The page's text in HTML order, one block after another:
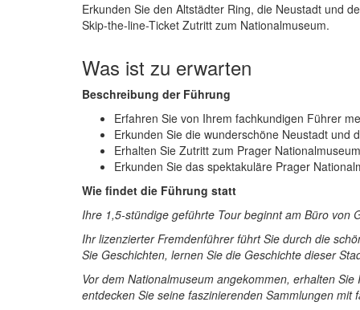
Erkunden Sie den Altstädter Ring, die Neustadt und
Skip-the-line-Ticket Zutritt zum Nationalmuseum.
Was ist zu erwarten
Beschreibung der Führung
Erfahren Sie von Ihrem fachkundigen Führer
Erkunden Sie die wunderschöne Neustadt und
Erhalten Sie Zutritt zum Prager
Erkunden Sie das spektakuläre Prager
Wie findet die Führung statt
Ihre 1,5-stündige geführte Tour beginnt am Büro von
Ihr lizenzierter Fremdenführer führt Sie durch die
Sie Geschichten, lernen Sie die Geschichte dieser
Vor dem Nationalmuseum angekommen, erhalten
entdecken Sie seine faszinierenden Sammlungen